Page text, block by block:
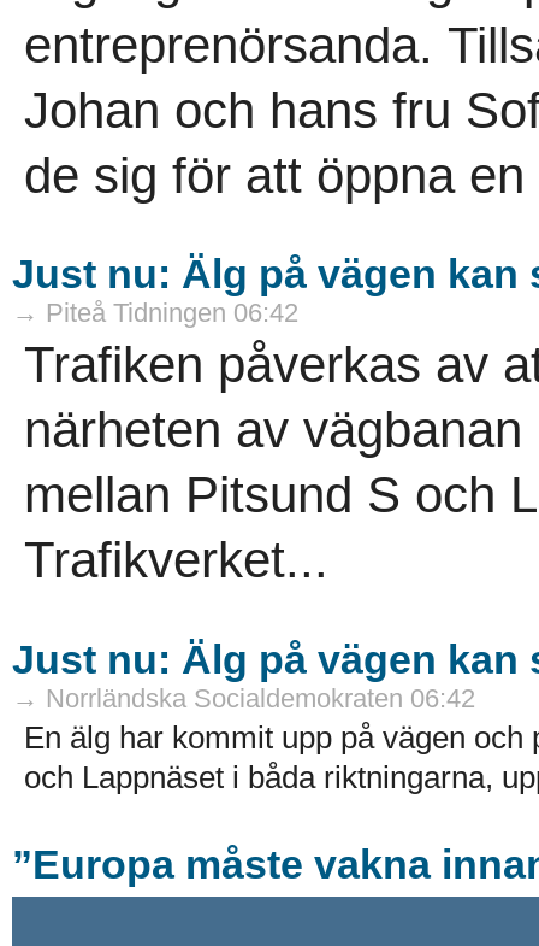
entreprenörsanda.
Johan och hans fru
de sig för att öppna
Just nu: Älg på vägen kan
→ Piteå Tidningen 06:42
Trafiken påverkas av
närheten av
mellan Pitsund S och
Trafikverket...
Just nu: Älg på vägen kan
→ Norrländska Socialdemokraten 06:42
En älg har kommit upp på vägen
och Lappnäset i båda riktningarna,
”Europa måste vakna